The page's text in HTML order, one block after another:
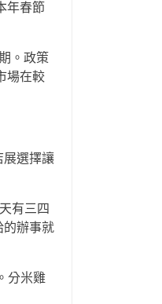
年春節
。政策
場在較
展選擇讓
有三四
的辦事就
分米雞